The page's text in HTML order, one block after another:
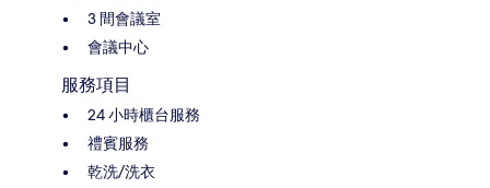
3 間會議室
會議中心
服務項目
24 小時櫃台服務
禮賓服務
乾洗/洗衣